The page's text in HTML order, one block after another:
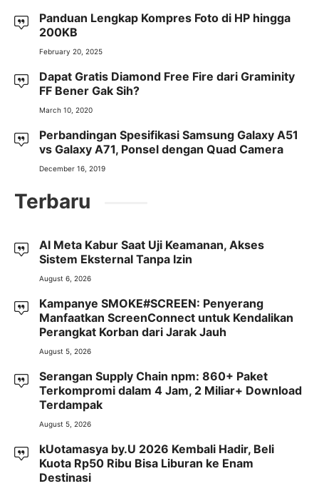
Panduan Lengkap Kompres Foto di HP hingga
200KB
February 20, 2025
Dapat Gratis Diamond Free Fire dari Graminity
FF Bener Gak Sih?
March 10, 2020
Perbandingan Spesifikasi Samsung Galaxy A51
vs Galaxy A71, Ponsel dengan Quad Camera
December 16, 2019
Terbaru
AI Meta Kabur Saat Uji Keamanan, Akses
Sistem Eksternal Tanpa Izin
August 6, 2026
Kampanye SMOKE#SCREEN: Penyerang
Manfaatkan ScreenConnect untuk Kendalikan
Perangkat Korban dari Jarak Jauh
August 5, 2026
Serangan Supply Chain npm: 860+ Paket
Terkompromi dalam 4 Jam, 2 Miliar+ Download
Terdampak
August 5, 2026
kUotamasya by.U 2026 Kembali Hadir, Beli
Kuota Rp50 Ribu Bisa Liburan ke Enam
Destinasi